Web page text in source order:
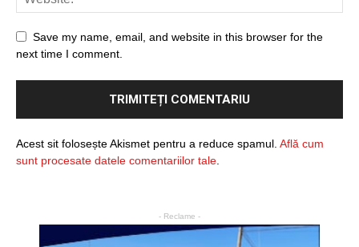
Save my name, email, and website in this browser for the
next time I comment.
Acest sit folosește Akismet pentru a reduce spamul. Află cum
sunt procesate datele comentariilor tale
- Reclame -